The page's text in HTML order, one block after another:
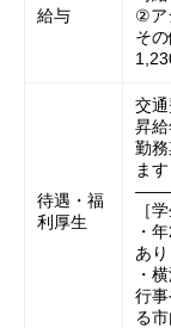
給与
②ア
そ
待遇・福
利厚生
交通
昇
勤
ます
［
・
あり
・
行
る